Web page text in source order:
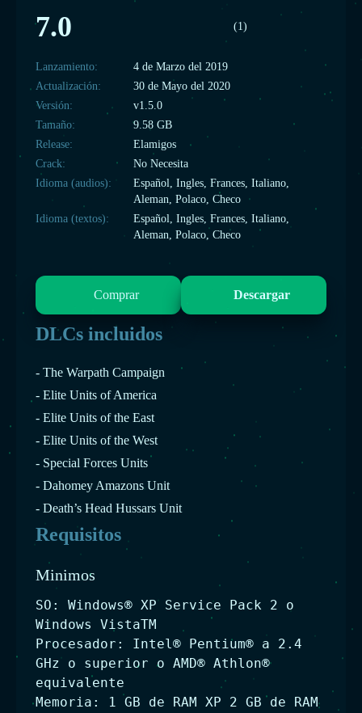
7.0 (1)
Lanzamiento:
4 de Marzo del 2019
Actualización:
30 de Mayo del 2020
Versión:
v1.5.0
Tamaño:
9.58 GB
Release:
Elamigos
Crack:
No Necesita
Idioma (audios):
Español, Ingles, Frances, Italiano,
Aleman, Polaco, Checo
Idioma (textos):
Español, Ingles, Frances, Italiano,
Aleman, Polaco, Checo
Comprar Descargar
DLCs incluidos
- The Warpath Campaign
- Elite Units of America
- Elite Units of the East
- Elite Units of the West
- Special Forces Units
- Dahomey Amazons Unit
- Death’s Head Hussars Unit
Requisitos
Minimos
SO: Windows® XP Service Pack 2 o
Windows VistaTM
Procesador: Intel® Pentium® a 2.4
GHz o superior o AMD® Athlon®
equivalente
Memoria: 1 GB de RAM XP 2 GB de RAM